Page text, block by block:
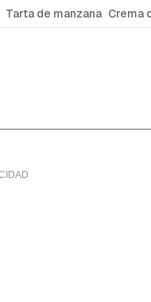
Tarta de manzana Crema